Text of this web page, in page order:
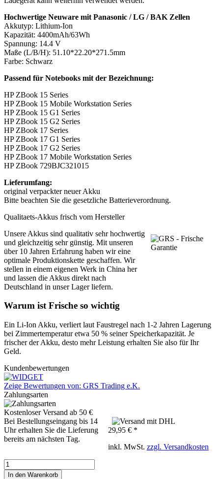
Hochwertige Neuware mit Panasonic / LG / BAK Zellen
Akkutyp: Lithium-Ion
Kapazität: 4400mAh/63Wh
Spannung: 14.4 V
Maße (L/B/H): 51.10*22.20*271.5mm
Farbe: Schwarz
Passend für Notebooks mit der Bezeichnung:
HP ZBook 15 Series
HP ZBook 15 Mobile Workstation Series
HP ZBook 15 G1 Series
HP ZBook 15 G2 Series
HP ZBook 17 Series
HP ZBook 17 G1 Series
HP ZBook 17 G2 Series
HP ZBook 17 Mobile Workstation Series
HP ZBook 729BJC321015
Lieferumfang:
original verpackter neuer Akku
Bitte beachten Sie die gesetzliche Batterieverordnung.
Qualitaets-Akkus frisch vom Hersteller
Unsere Akkus sind qualitativ sehr hochwertig
und gleichzeitig sehr günstig. Mit unseren
über 10 Jahren Erfahrung haben wir eine
optimale Produktionskette geschaffen. Wir
stellen in einem eigenen Werk in China her
und lassen die Akkus direkt nach
Deutschland in unser Lager liefern.
Warum ist Frische so wichtig
Ein Li-Ion Akku, verliert laut Faustregel nach 1-2 Jahren Lagerung
bei Zimmertemperatur etwa 50 % seiner Speicherkapazität. Je
frischer der Akku, desto mehr Leistung erhalten Sie also für Ihr
Geld.
Kundenbewertungen
Zeige Bewertungen von: GRS Trading e.K.
Zahlungsarten
Kostenloser Versand ab 50 €
Bei Bestellungseingang bis 14
Uhr erhalten Sie die Lieferung
bereits am nächsten Tag.
29,95 € *
inkl. MwSt. zzgl. Versandkosten
In den Warenkorb